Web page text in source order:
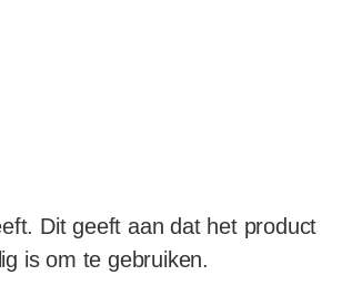
Dit geeft aan dat het product
is om te gebruiken.